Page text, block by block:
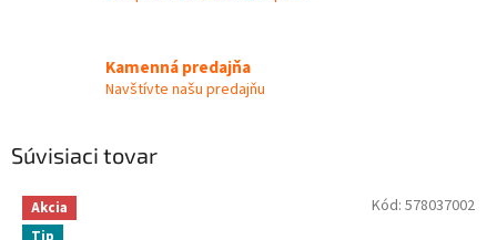
Kamenná predajňa
Navštívte našu predajňu
Súvisiaci tovar
Akcia
Kód: 578037002